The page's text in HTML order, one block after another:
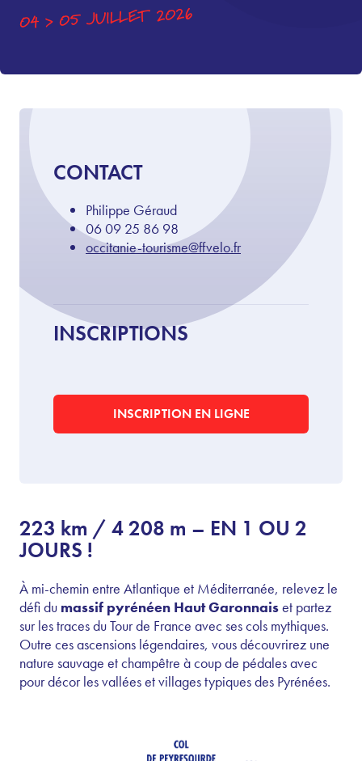
04 > 05 JUILLET 2026
CONTACT
Philippe Géraud
06 09 25 86 98
occitanie-tourisme@ffvelo.fr
INSCRIPTIONS
INSCRIPTION EN LIGNE
223 km / 4 208 m – EN 1 OU 2
JOURS !
À mi-chemin entre Atlantique et Méditerranée, relevez le
défi du massif pyrénéen Haut Garonnaiset partez
sur les traces du Tour de France avec ses cols mythiques.
Outre ces ascensions légendaires, vous découvrirez une
nature sauvage et champêtre à coup de pédales avec
pour décor les vallées et villages typiques des Pyrénées.